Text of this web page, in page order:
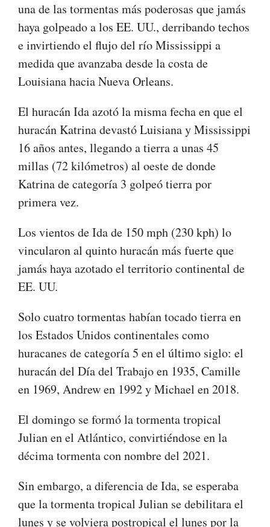
una de las tormentas más poderosas que jamás
haya golpeado a los EE. UU., derribando techos
e invirtiendo el flujo del río Mississippi a
medida que avanzaba desde la costa de
Louisiana hacia Nueva Orleans.
El huracán Ida azotó la misma fecha en que el
huracán Katrina devastó Luisiana y Mississippi
16 años antes, llegando a tierra a unas 45
millas (72 kilómetros) al oeste de donde
Katrina de categoría 3 golpeó tierra por
primera vez.
Los vientos de Ida de 150 mph (230 kph) lo
vincularon al quinto huracán más fuerte que
jamás haya azotado el territorio continental de
EE. UU.
Solo cuatro tormentas habían tocado tierra en
los Estados Unidos continentales como
huracanes de categoría 5 en el último siglo: el
huracán del Día del Trabajo en 1935, Camille
en 1969, Andrew en 1992 y Michael en 2018.
El domingo se formó la tormenta tropical
Julian en el Atlántico, convirtiéndose en la
décima tormenta con nombre del 2021.
Sin embargo, a diferencia de Ida, se esperaba
que la tormenta tropical Julian se debilitara el
lunes y se volviera postropical el lunes por la